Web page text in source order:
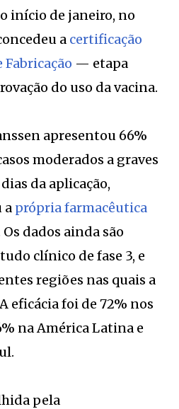
início de janeiro, no
a certificação
Fabricação — etapa
do uso da vacina.
apresentou 66%
moderados a graves
da aplicação,
a própria farmacêutica
Os dados ainda são
clínico de fase 3, e
regiões nas quais a
eficácia foi de 72% nos
na América Latina e
pela